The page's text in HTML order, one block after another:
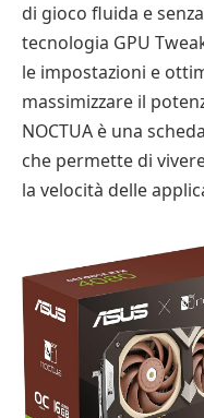
di gioco fluida e
tecnologia GPU
le impostazioni e
massimizzare il
NOCTUA è una
che permette di
la velocità delle